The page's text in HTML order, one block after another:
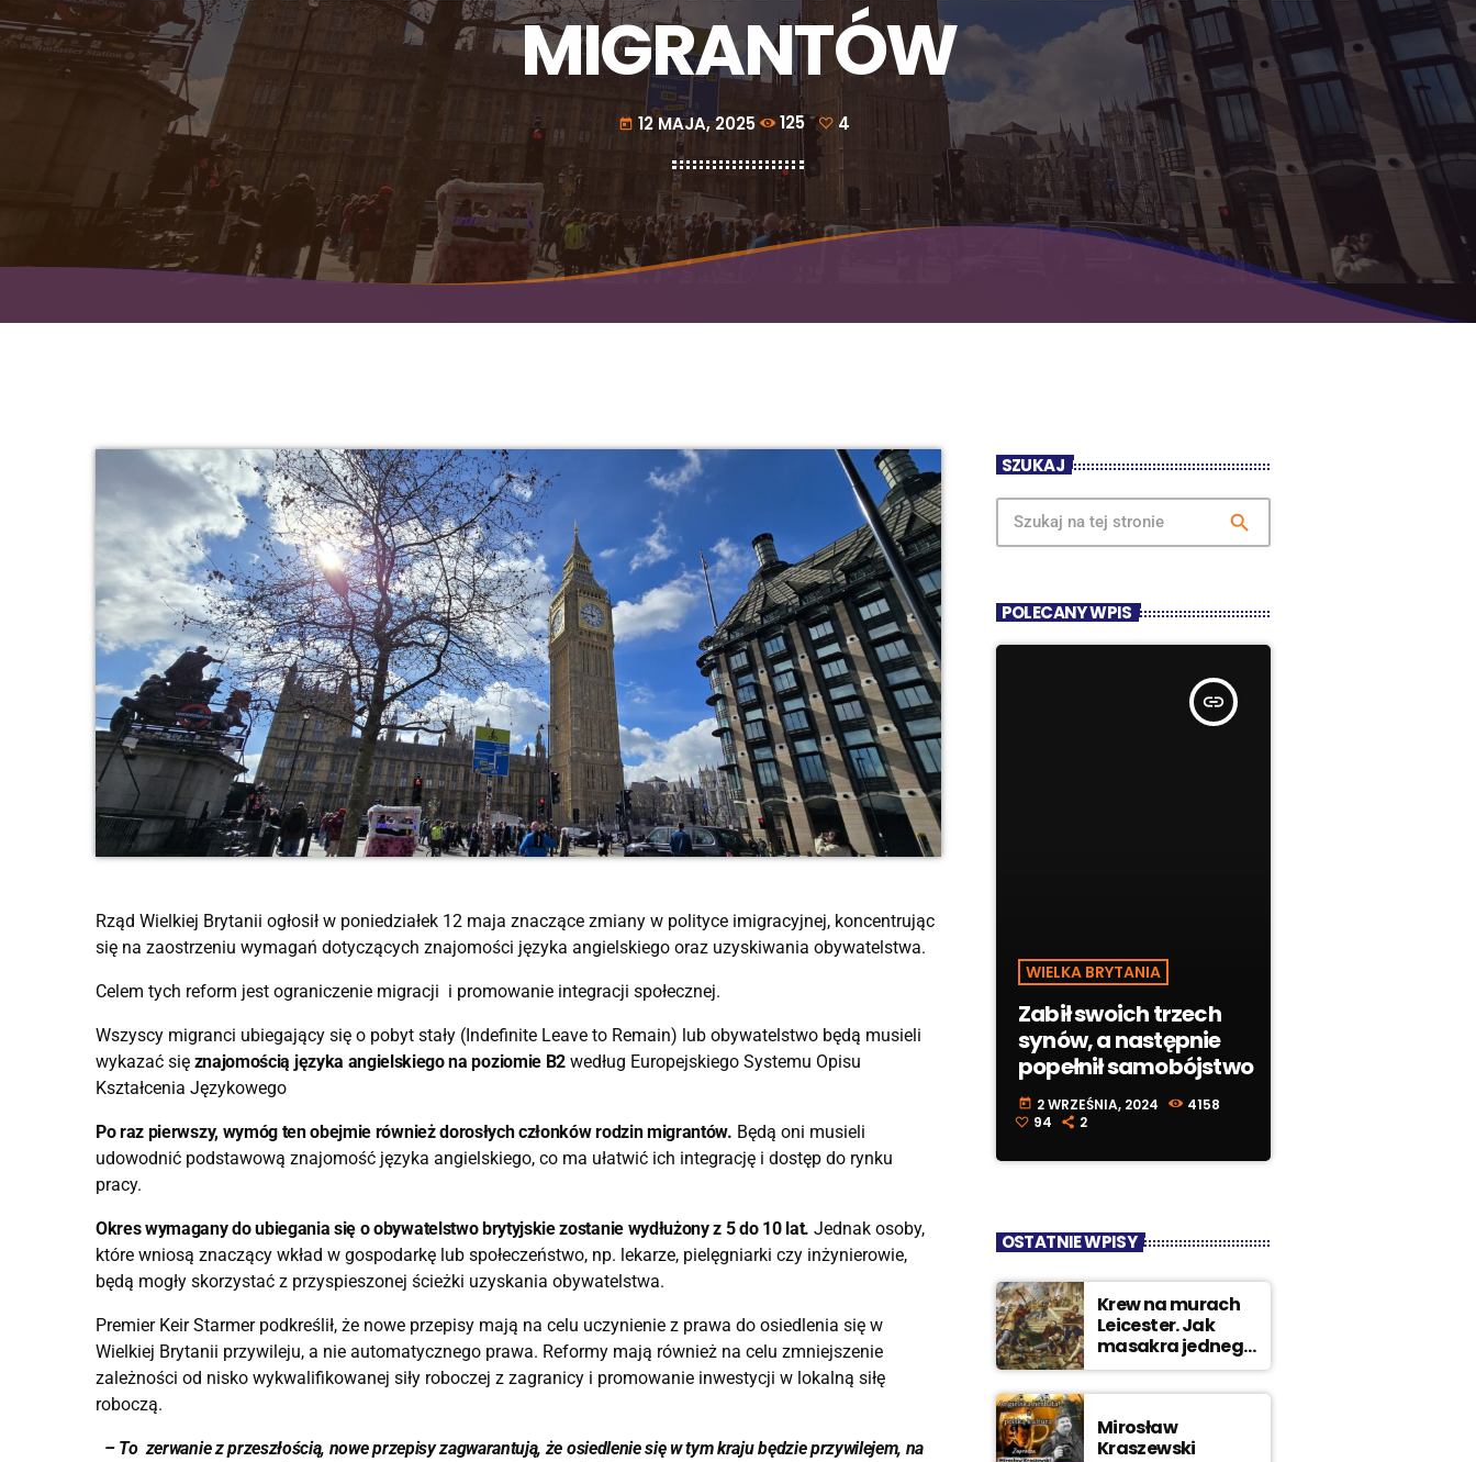
MIGRANTÓW
today 12 MAJA, 2025 125 4
Rząd Wielkiej Brytanii ogłosił w poniedziałek 12 maja znaczące zmiany w polityce imigracyjnej, koncentrując
się na zaostrzeniu wymagań dotyczących znajomości języka angielskiego oraz uzyskiwania obywatelstwa.
Celem tych reform jest ograniczenie migracji i promowanie integracji społecznej.
Wszyscy migranci ubiegający się o pobyt stały (Indefinite Leave to Remain) lub obywatelstwo będą musieli
wykazać się znajomością języka angielskiego na poziomie B2według Europejskiego Systemu Opisu
Kształcenia Językowego
Po raz pierwszy, wymóg ten obejmie również dorosłych członków rodzin migrantów. Będą oni musieli
udowodnić podstawową znajomość języka angielskiego, co ma ułatwić ich integrację i dostęp do rynku
pracy.
Okres wymagany do ubiegania się o obywatelstwo brytyjskie zostanie wydłużony z 5 do 10 lat. Jednak osoby,
które wniosą znaczący wkład w gospodarkę lub społeczeństwo, np. lekarze, pielęgniarki czy inżynierowie,
będą mogły skorzystać z przyspieszonej ścieżki uzyskania obywatelstwa.
Premier Keir Starmer podkreślił, że nowe przepisy mają na celu uczynienie z prawa do osiedlenia się w
Wielkiej Brytanii przywileju, a nie automatycznego prawa. Reformy mają również na celu zmniejszenie
zależności od nisko wykwalifikowanej siły roboczej z zagranicy i promowanie inwestycji w lokalną siłę
roboczą.
– To zerwanie z przeszłością, nowe przepisyzagwarantują, że osiedlenie się w tym kraju będzie przywilejem, na
SZUKAJ
search
POLECANY WPIS
insert_link
WIELKA BRYTANIA
Zabił swoich trzech
synów, a następnie
popełnił samobójstwo
today 2 WRZEŚNIA, 2024
4158
94
2
OSTATNIE WPISY
Krew na murach
Leicester. Jak
masakra jednego
miasta
doprowadziła
Mirosław
Kraszewski